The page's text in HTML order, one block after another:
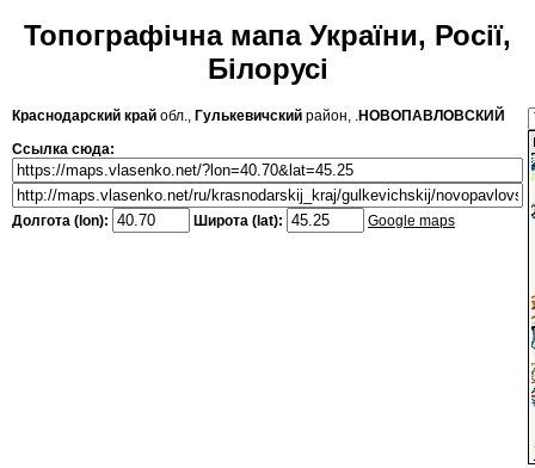
Топографічна мапа України, Росії,
Білорусі
Краснодарский край обл., Гулькевичский район, .НОВОПАВЛОВСКИЙ
Ссылка сюда:
Долгота (lon): Широта (lat): Google maps